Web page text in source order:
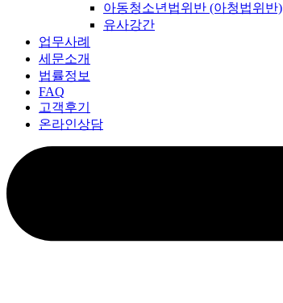
아동청소년법위반 (아청법위반)
유사강간
업무사례
세문소개
법률정보
FAQ
고객후기
온라인상담